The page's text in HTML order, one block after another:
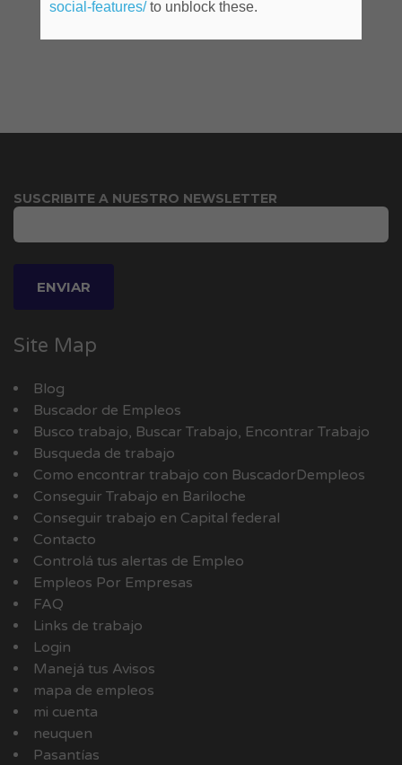
SUSCRIBITE A NUESTRO NEWSLETTER
Site Map
Blog
Buscador de Empleos
Busco trabajo, Buscar Trabajo, Encontrar Trabajo
Busqueda de trabajo
Como encontrar trabajo con BuscadorDempleos
Conseguir Trabajo en Bariloche
Conseguir trabajo en Capital federal
Contacto
Controlá tus alertas de Empleo
Empleos Por Empresas
FAQ
Links de trabajo
Login
Manejá tus Avisos
mapa de empleos
mi cuenta
neuquen
Pasantías
social-features/to unblock these.